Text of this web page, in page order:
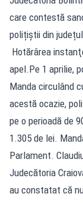
care contestă
polițiștii din
Hotărârea
apel.Pe 1 aprilie,
Manda circulând
acestă ocazie,
pe o perioadă de
1.305 de lei.
Parlament.
Judecătoria
au constatat că